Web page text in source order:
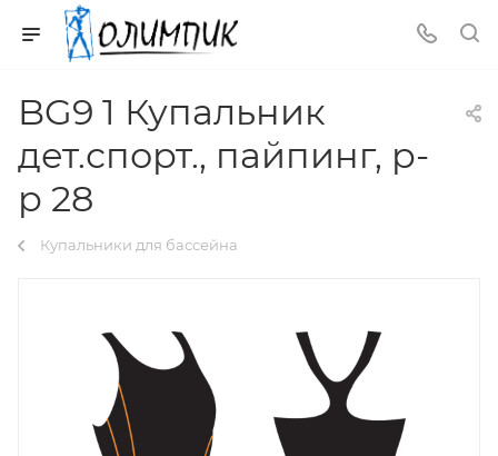
BG9 1 Купальник
дет.спорт., пайпинг, р-
р 28
Купальники для бассейна